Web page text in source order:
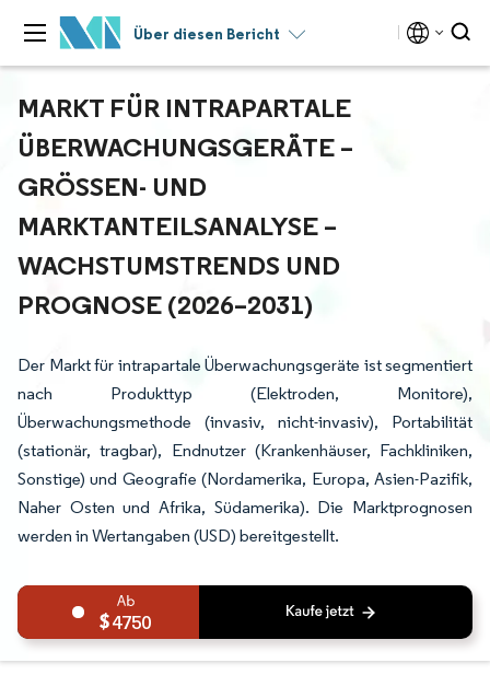
Über diesen Bericht
MARKT FÜR INTRAPARTALE
ÜBERWACHUNGSGERÄTE –
GRÖSSEN- UND M
ARKTANTEILSANALYSE – W
ACHSTUMSTRENDS UND P
ROGNOSE (2026–2031)
Der Markt für intrapartale Überwachungsgeräte ist segmentiert
nach Produkttyp (Elektroden, Monitore),
Überwachungsmethode (invasiv, nicht-invasiv), Portabilität
(stationär, tragbar), Endnutzer (Krankenhäuser, Fachkliniken,
Sonstige) und Geografie (Nordamerika, Europa, Asien-Pazifik,
Naher Osten und Afrika, Südamerika). Die Marktprognosen
werden in Wertangaben (USD) bereitgestellt.
4750